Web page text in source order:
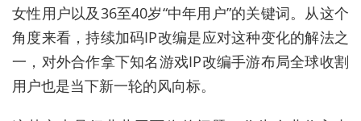
女性用户以及36至40岁“中年用户”的关键词。从这个
角度来看，持续加码IP改编是应对这种变化的解法之
一，对外合作拿下知名游戏IP改编手游布局全球收割
用户也是当下新一轮的风向标。